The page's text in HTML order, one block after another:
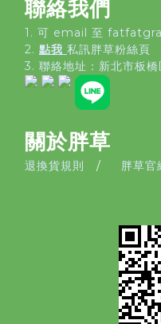
聯絡我們
1. 可 email 至
2. 點我 私訊胖草粉絲頁
3. 聯絡地址： 新北市板
關於胖草
退換貨規則 / 胖草官